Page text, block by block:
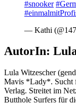
#snooker
— Kathi
AutorIn:
Lula Witzescher
Mavis *Lady*. Sucht
Verlag. Streitet im
Butthole Surfers für